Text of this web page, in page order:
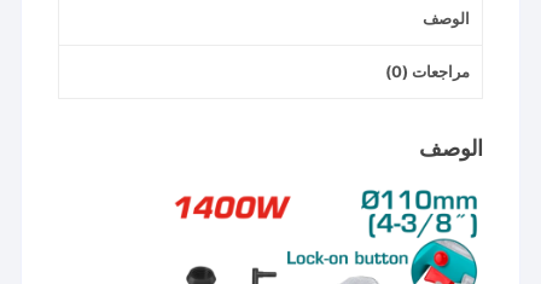
مم
TS3141106
الوصف
مراجعات (0)
الوصف